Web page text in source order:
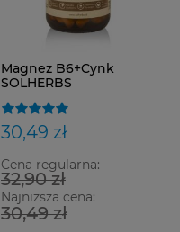
Magnez B6+Cynk
SOLHERBS
30,49 zł
Cena regularna:
32,90 zł
Najniższa cena:
30,49 zł